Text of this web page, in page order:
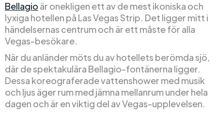
Bellagio är onekligen ett av de mest ikoniska och
lyxiga hotellen på Las Vegas Strip. Det ligger mitt i
händelsernas centrum och är ett måste för alla
Vegas-besökare.
När du anländer möts du av hotellets berömda sjö,
där de spektakulära Bellagio-fontänerna ligger.
Dessa koreograferade vattenshower med musik
och ljus äger rum med jämna mellanrum under hela
dagen och är en viktig del av Vegas-upplevelsen.